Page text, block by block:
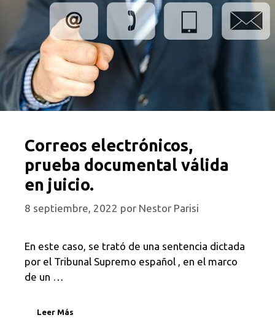
Correos electrónicos,
prueba documental válida
en juicio.
8 septiembre, 2022 por Nestor Parisi
En este caso, se trató de una sentencia dictada
por el Tribunal Supremo español , en el marco
de un …
Leer Más